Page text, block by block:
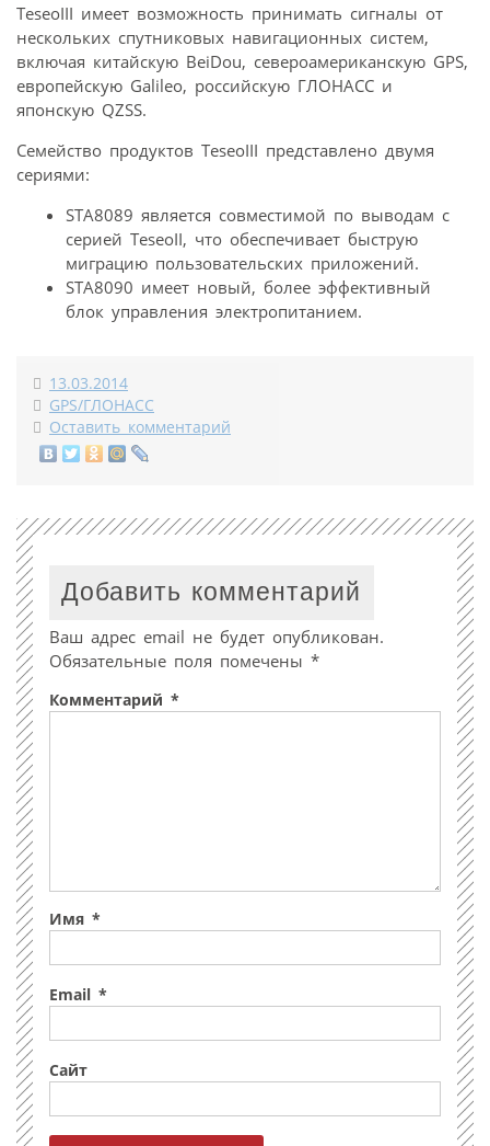
TeseoIII имеет возможность принимать сигналы от
нескольких спутниковых навигационных систем,
включая китайскую BeiDou, североамериканскую GPS,
европейскую Galileo, российскую ГЛОНАСС и
японскую QZSS.
Семейство продуктов TeseoIII представлено двумя
сериями:
STA8089 является совместимой по выводам с
серией TeseoII, что обеспечивает быструю
миграцию пользовательских приложений.
STA8090 имеет новый, более эффективный
блок управления электропитанием.
13.03.2014
GPS/ГЛОНАСС
Оставить комментарий
Добавить комментарий
Ваш адрес email не будет опубликован.
Обязательные поля помечены *
Комментарий *
Имя *
Email *
Сайт